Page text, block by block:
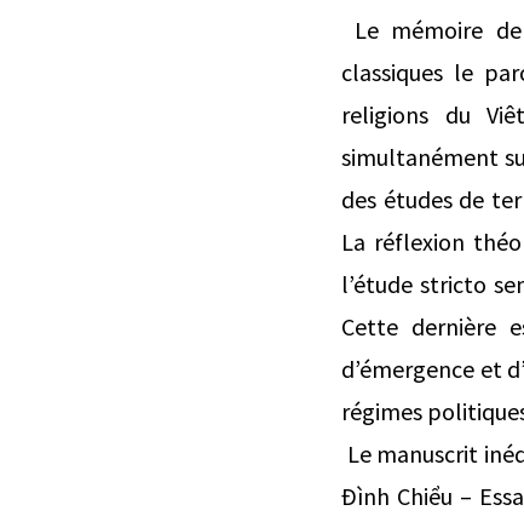
Le mémoire
classiques le
religions du
simultanément
des études de
La réflexion
l’étude stricto
Cette dernière
d’émergence et
régimes
Le manuscrit
Đình Chiểu –